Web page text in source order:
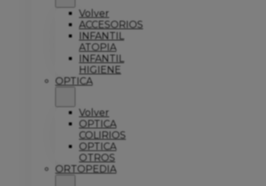
Volver
ACCESORIOS
INFANTIL
ATOPIA
INFANTIL
HIGIENE
OPTICA
Volver
OPTICA
COLIRIOS
OPTICA
OTROS
ORTOPEDIA